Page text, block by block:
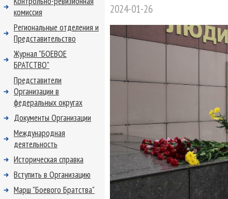
2024-01-26
комиссия
Региональные отделения и
Представительство
Журнал "БОЕВОЕ
БРАТСТВО"
Представители
Организации в
федеральных округах
Документы Организации
Международная
деятельность
Историческая справка
Вступить в Организацию
Марш "Боевого Братства"